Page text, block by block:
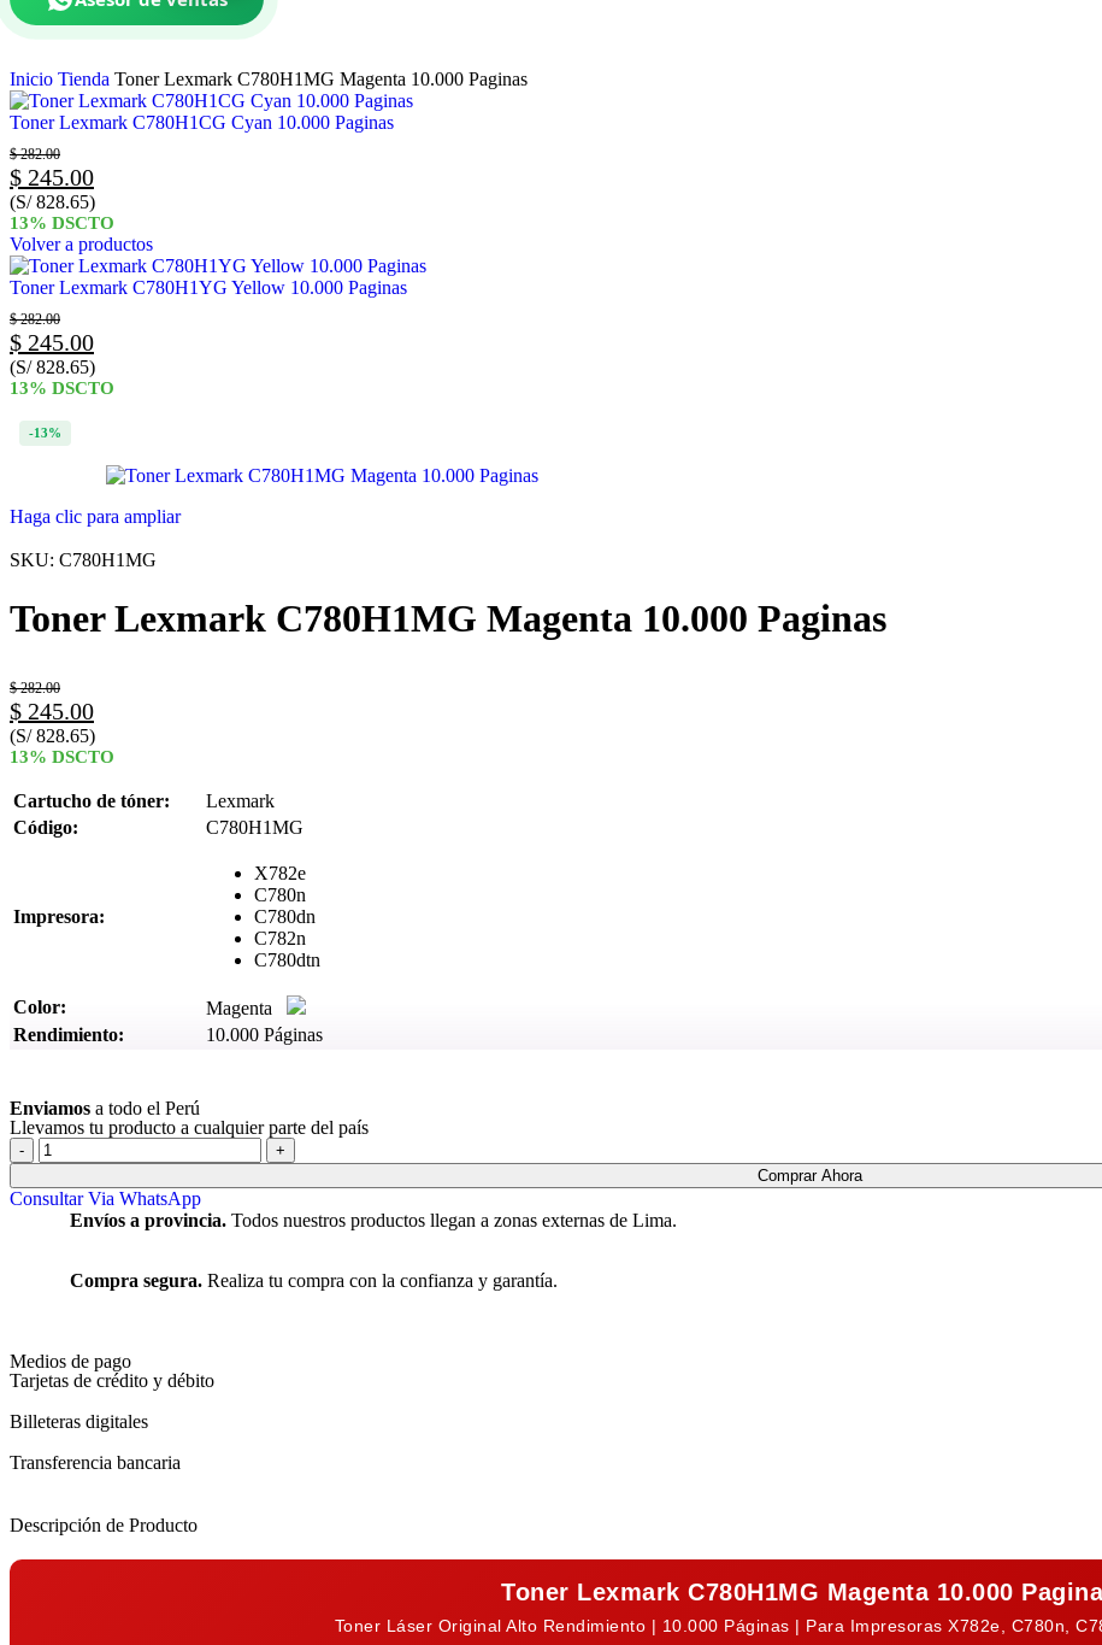
Inicio Tienda Toner Lexmark C780H1MG Magenta 10.000 Paginas
Toner Lexmark C780H1CG Cyan 10.000 Paginas
$282.00
$ 245.00
(S/ 828.65)
13% DSCTO
Volver a productos
Toner Lexmark C780H1YG Yellow 10.000 Paginas
$282.00
$ 245.00
(S/ 828.65)
13% DSCTO
-13%
Haga clic para ampliar
SKU: C780H1MG
Toner Lexmark C780H1MG Magenta 10.000 Paginas
$282.00
$ 245.00
(S/ 828.65)
13% DSCTO
Cartucho de tóner:
Lexmark
Código:
C780H1MG
Impresora:
X782e
C780n
C780dn
C782n
C780dtn
Color:
Magenta
Rendimiento:
10.000 Páginas
Enviamos a todo el Perú
Llevamos tu producto a cualquier parte del país
Comprar Ahora
Consultar Via WhatsApp
Envíos a provincia. Todos nuestros productos llegan a zonas externas de Lima.
Compra segura. Realiza tu compra con la confianza y garantía.
Medios de pago
Tarjetas de crédito y débito
Billeteras digitales
Transferencia bancaria
Descripción de Producto
Toner Lexmark C780H1MG Magenta 10.000
Toner Láser Original Alto Rendimiento | 10.000 Páginas | Para Impresoras X782e, C780n,